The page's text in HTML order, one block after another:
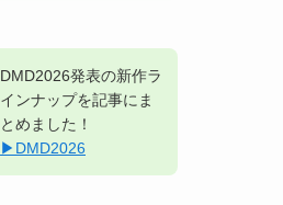
DMD2026発表の新作ラ
インナップを記事にま
とめました！
▶︎DMD2026